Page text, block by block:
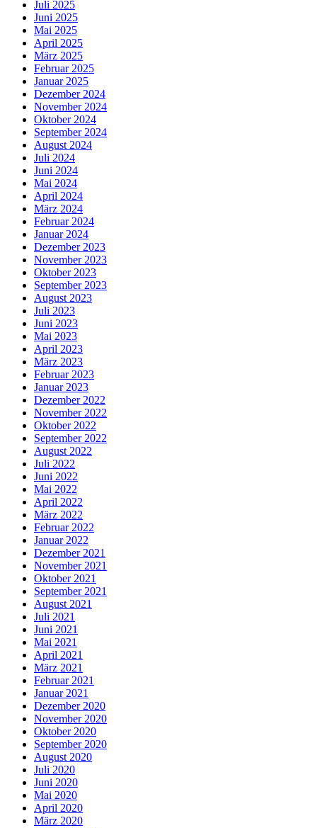
Juli 2025
Juni 2025
Mai 2025
April 2025
März 2025
Februar 2025
Januar 2025
Dezember 2024
November 2024
Oktober 2024
September 2024
August 2024
Juli 2024
Juni 2024
Mai 2024
April 2024
März 2024
Februar 2024
Januar 2024
Dezember 2023
November 2023
Oktober 2023
September 2023
August 2023
Juli 2023
Juni 2023
Mai 2023
April 2023
März 2023
Februar 2023
Januar 2023
Dezember 2022
November 2022
Oktober 2022
September 2022
August 2022
Juli 2022
Juni 2022
Mai 2022
April 2022
März 2022
Februar 2022
Januar 2022
Dezember 2021
November 2021
Oktober 2021
September 2021
August 2021
Juli 2021
Juni 2021
Mai 2021
April 2021
März 2021
Februar 2021
Januar 2021
Dezember 2020
November 2020
Oktober 2020
September 2020
August 2020
Juli 2020
Juni 2020
Mai 2020
April 2020
März 2020